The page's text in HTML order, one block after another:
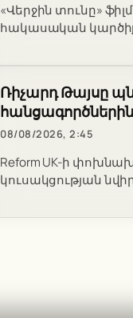
«Վերջին տունը»
հակասական
Ռիչարդ Թայսը
08/08/2026, 2:45
Reform UK-ի
կուսակցության